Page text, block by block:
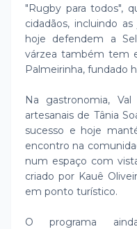
"Rugby para todos",
cidadãos, incluindo
hoje defendem a
várzea também tem
Palmeirinha, fundado
Na gastronomia,
artesanais de Tânia
sucesso e hoje
encontro na
num espaço com
criado por Kauê
em ponto turístico.
O programa